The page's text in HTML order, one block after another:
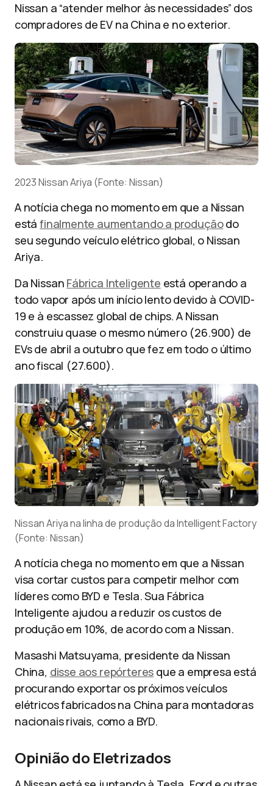
Nissan a “atender melhor às necessidades” dos
compradores de EV na China e no exterior.
2023 Nissan Ariya (Fonte: Nissan)
A notícia chega no momento em que a Nissan
estáfinalmente aumentando a produçãodo
seu segundo veículo elétrico global, o Nissan
Ariya.
Da Nissan Fábrica Inteligente está operando a
todo vapor após um início lento devido à COVID-
19 e à escassez global de chips. A Nissan
construiu quase o mesmo número (26.900) de
EVs de abril a outubro que fez em todo o último
ano fiscal (27.600).
Nissan Ariya na linha de produção da Intelligent Factory
(Fonte: Nissan)
A notícia chega no momento em que a Nissan
visa cortar custos para competir melhor com
líderes como BYD e Tesla. Sua Fábrica
Inteligente ajudou a reduzir os custos de
produção em 10%, de acordo com a Nissan.
Masashi Matsuyama, presidente da Nissan
China, disse aos repórteres que a empresa está
procurando exportar os próximos veículos
elétricos fabricados na China para montadoras
nacionais rivais, como a BYD.
Opinião do Eletrizados